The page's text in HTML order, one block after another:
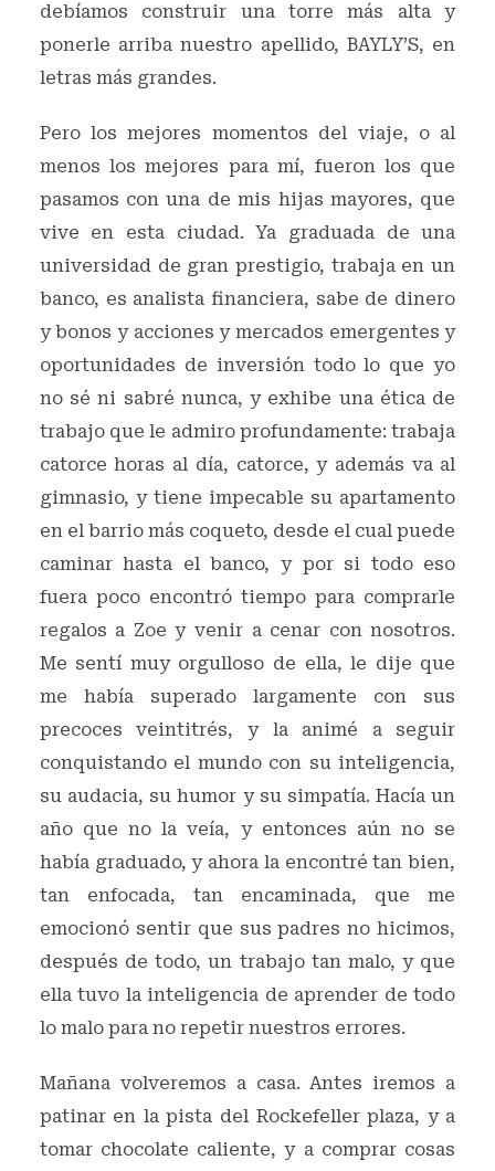
debíamos construir una torre más alta y
ponerle arriba nuestro apellido, BAYLY’S, en
letras más grandes.
Pero los mejores momentos del viaje, o al
menos los mejores para mí, fueron los que
pasamos con una de mis hijas mayores, que
vive en esta ciudad. Ya graduada de una
universidad de gran prestigio, trabaja en un
banco, es analista financiera, sabe de dinero
y bonos y acciones y mercados emergentes y
oportunidades de inversión todo lo que yo
no sé ni sabré nunca, y exhibe una ética de
trabajo que le admiro profundamente: trabaja
catorce horas al día, catorce, y además va al
gimnasio, y tiene impecable su apartamento
en el barrio más coqueto, desde el cual puede
caminar hasta el banco, y por si todo eso
fuera poco encontró tiempo para comprarle
regalos a Zoe y venir a cenar con nosotros.
Me sentí muy orgulloso de ella, le dije que
me había superado largamente con sus
precoces veintitrés, y la animé a seguir
conquistando el mundo con su inteligencia,
su audacia, su humor y su simpatía. Hacía un
año que no la veía, y entonces aún no se
había graduado, y ahora la encontré tan bien,
tan enfocada, tan encaminada, que me
emocionó sentir que sus padres no hicimos,
después de todo, un trabajo tan malo, y que
ella tuvo la inteligencia de aprender de todo
lo malo para no repetir nuestros errores.
Mañana volveremos a casa. Antes iremos a
patinar en la pista del Rockefeller plaza, y a
tomar chocolate caliente, y a comprar cosas